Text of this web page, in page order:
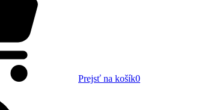
Prejsť na košík0